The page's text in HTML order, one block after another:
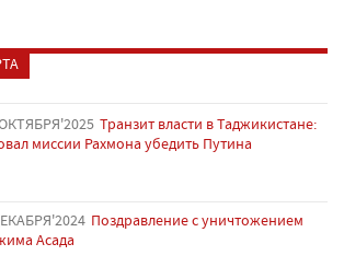
Транзит власти в Таджикистане:
миссии Рахмона убедить Путина
Поздравление с уничтожением
Асада